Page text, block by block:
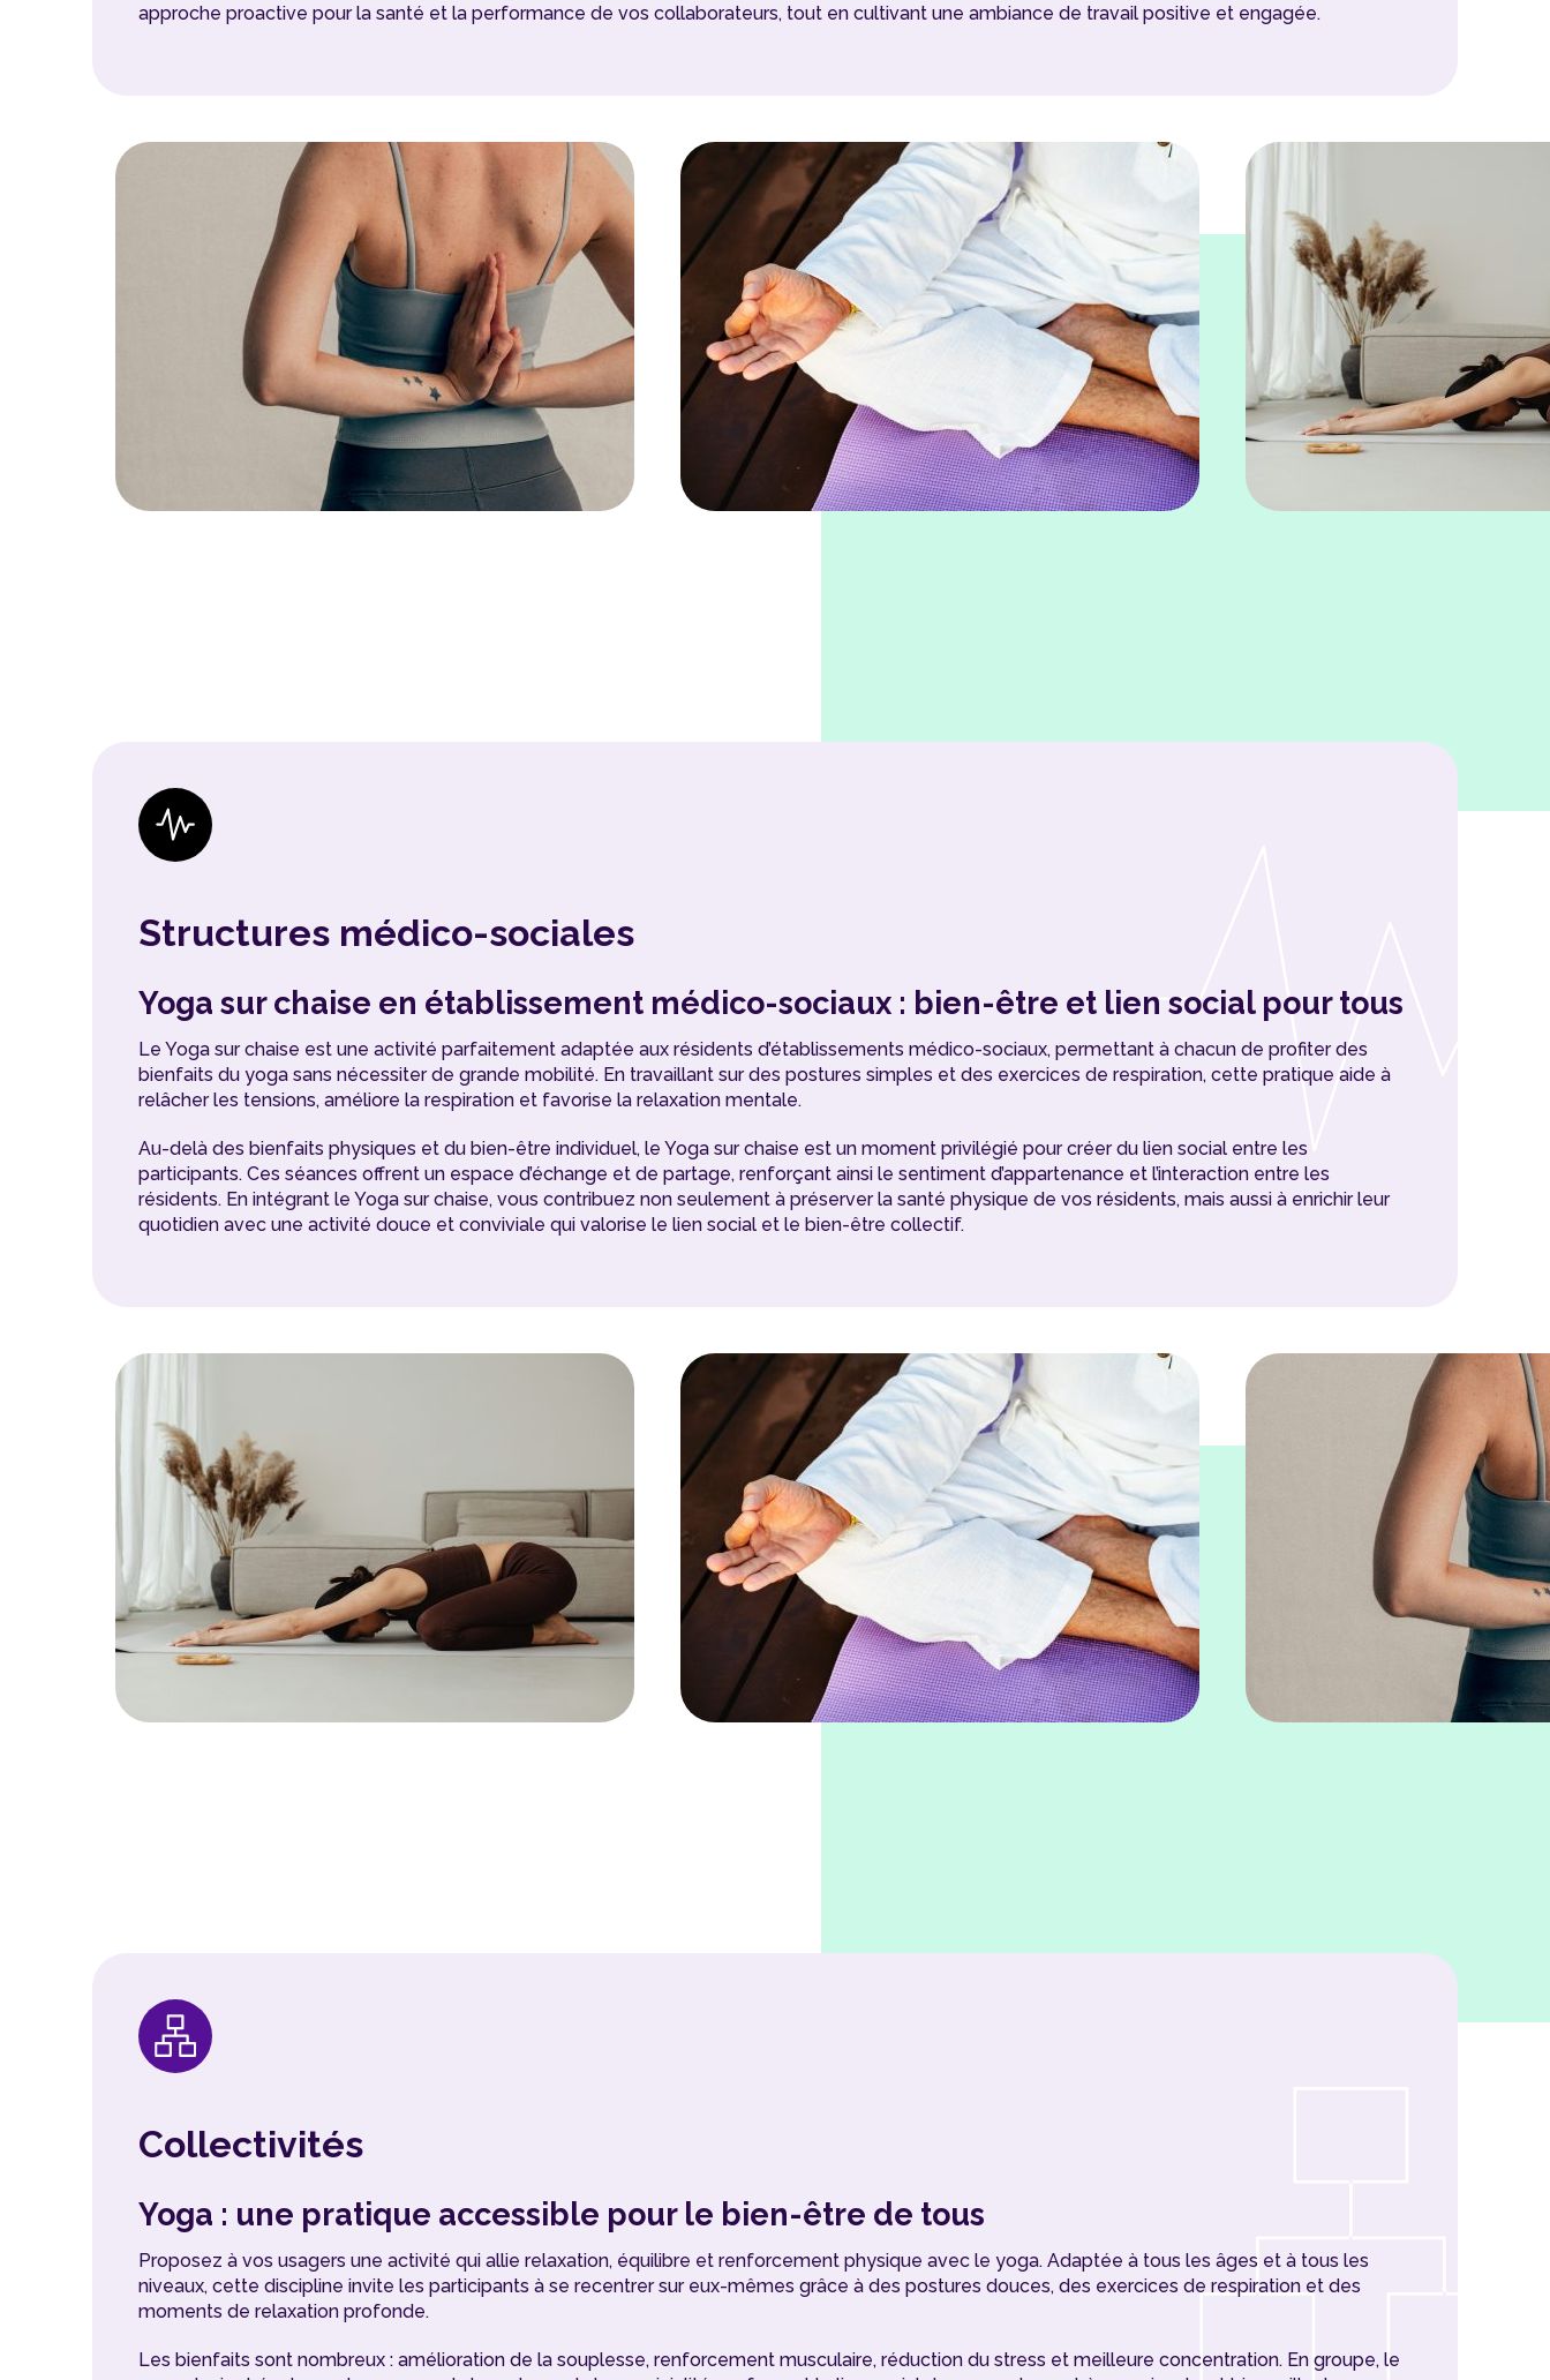
approche proactive pour la santé et la performance de vos collaborateurs, tout en cultivant une ambiance de travail positive et engagée.
Structures médico-sociales
Yoga sur chaise en établissement médico-sociaux : bien-être et lien social pour tous
Le Yoga sur chaise est une activité parfaitement adaptée aux résidents d’établissements médico-sociaux, permettant à chacun de profiter des
bienfaits du yoga sans nécessiter de grande mobilité. En travaillant sur des postures simples et des exercices de respiration, cette pratique aide à
relâcher les tensions, améliore la respiration et favorise la relaxation mentale.
Au-delà des bienfaits physiques et du bien-être individuel, le Yoga sur chaise est un moment privilégié pour créer du lien social entre les
participants. Ces séances offrent un espace d’échange et de partage, renforçant ainsi le sentiment d’appartenance et l’interaction entre les
résidents. En intégrant le Yoga sur chaise, vous contribuez non seulement à préserver la santé physique de vos résidents, mais aussi à enrichir leur
quotidien avec une activité douce et conviviale qui valorise le lien social et le bien-être collectif.
Collectivités
Yoga : une pratique accessible pour le bien-être de tous
Proposez à vos usagers une activité qui allie relaxation, équilibre et renforcement physique avec le yoga. Adaptée à tous les âges et à tous les
niveaux, cette discipline invite les participants à se recentrer sur eux-mêmes grâce à des postures douces, des exercices de respiration et des
moments de relaxation profonde.
Les bienfaits sont nombreux : amélioration de la souplesse, renforcement musculaire, réduction du stress et meilleure concentration. En groupe, le